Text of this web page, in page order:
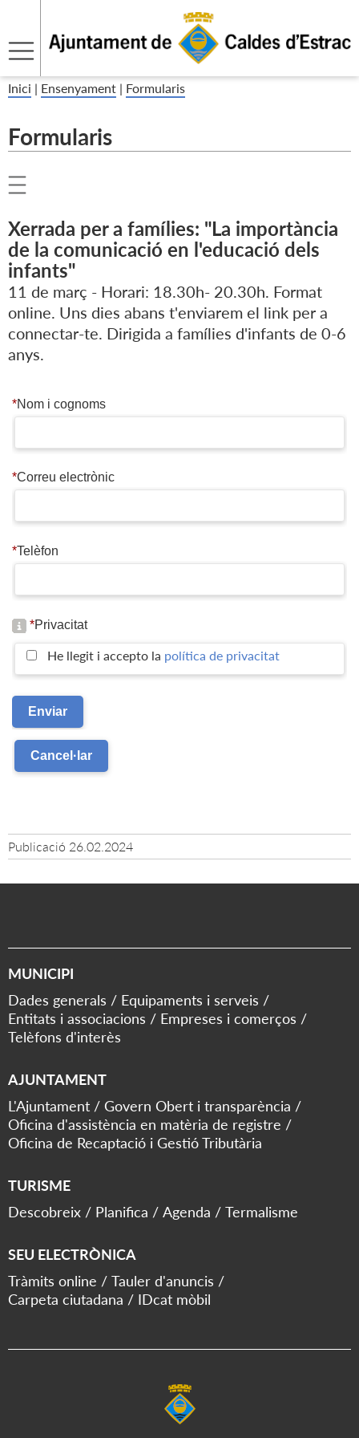
Inici | Ensenyament | Formularis
Formularis
Xerrada per a famílies: "La importància
de la comunicació en l'educació dels
infants"
11 de març - Horari: 18.30h- 20.30h. Format
online. Uns dies abans t'enviarem el link per a
connectar-te. Dirigida a famílies d'infants de 0-6
anys.
*Nom i cognoms
*Correu electrònic
*Telèfon
*Privacitat
He llegit i accepto la política de privacitat
Publicació 26.02.2024
MUNICIPI
Dades generals
Equipaments i serveis
Entitats i associacions
Empreses i comerços
Telèfons d'interès
AJUNTAMENT
L'Ajuntament
Govern Obert i transparència
Oficina d'assistència en matèria de registre
Oficina de Recaptació i Gestió Tributària
TURISME
Descobreix
Planifica Agenda Termalisme
SEU ELECTRÒNICA
Tràmits online
Tauler d'anuncis
Carpeta ciutadana
IDcat mòbil